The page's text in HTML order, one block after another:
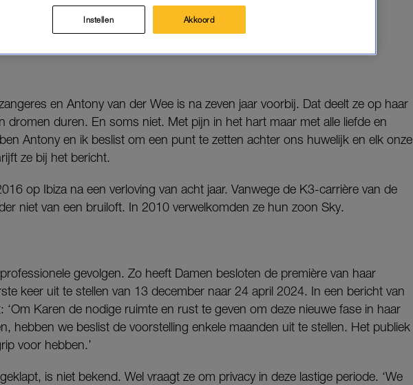
privacy.
en Antony van der Wee is na zeven jaar voorbij. Dat deelt ze op haar
dromen duren. En soms niet. Met pijn in het hart maar met alle liefde en
Antony en ik beslist om een punt te zetten achter ons huwelijk en elk onze
ze bij het bericht.
op Ibiza na een verloving van acht jaar. Vanwege de K3-carrière van de
niet van een bruiloft. In 2010 verwelkomden ze hun zoon Sky.
gevolgen. Zo heeft Damen besloten de première van haar
keer uit te stellen van 13 december naar 24 april 2024. In een bericht van
‘Om Karen de nodige ruimte en rust te geven om deze nieuwe fase in haar
hebben we beslist de voorstelling enkele maanden uit te stellen. Het publiek
voor hebben.’
is niet bekend. Wel vraagt ze om privacy in deze lastige periode. ‘We
Instellen Akkoord